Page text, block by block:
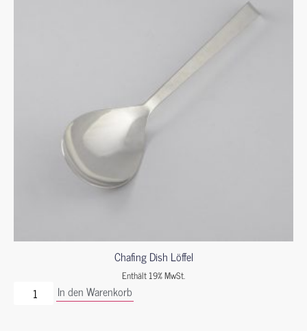
Chafing Dish Löffel
Enthält 19% MwSt.
In den Warenkorb